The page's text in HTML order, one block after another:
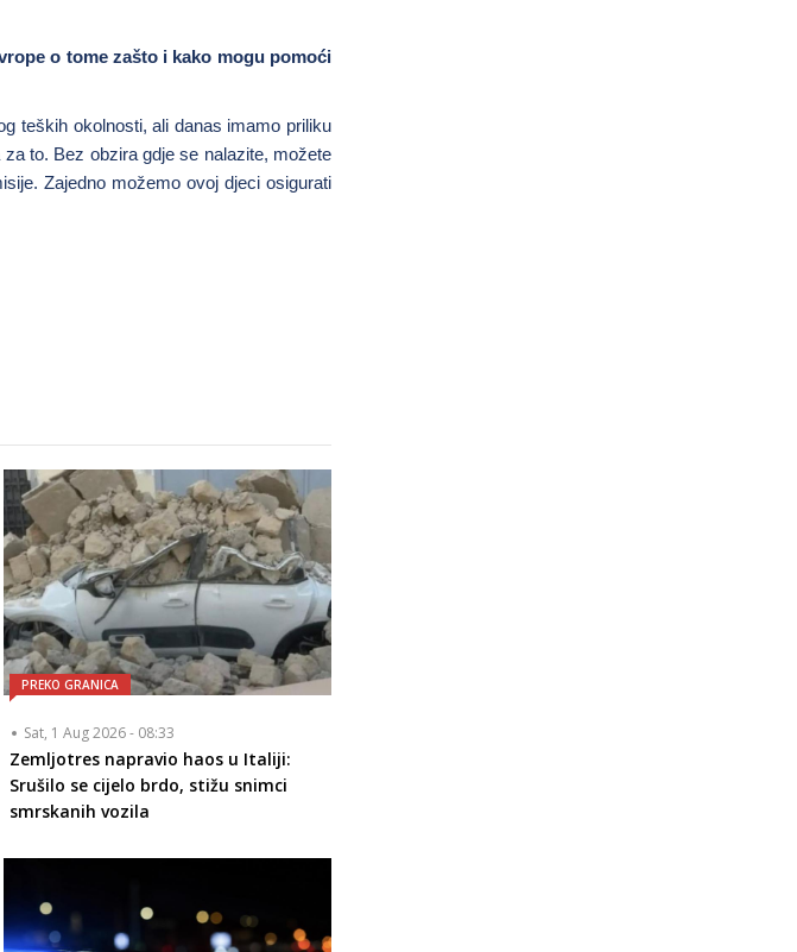
o tome zašto i kako mogu pomoći
teških okolnosti, ali danas imamo priliku
to. Bez obzira gdje se nalazite, možete
Zajedno možemo ovoj djeci osigurati
PREKO GRANICA
Sat, 1 Aug 2026 - 08:33
Zemljotres napravio haos u Italiji:
Srušilo se cijelo brdo, stižu snimci
smrskanih vozila